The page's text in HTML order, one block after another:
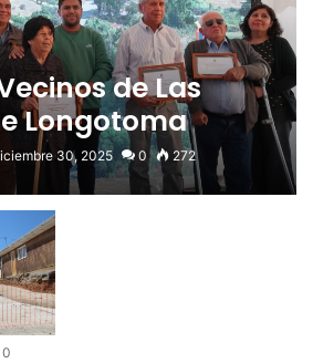
de Las
Longotoma
de
30, 2025 0 272
0